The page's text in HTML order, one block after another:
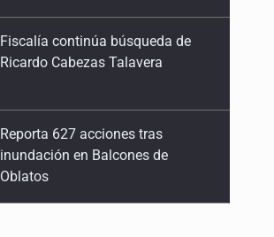
Fiscalía continúa búsqueda de
Ricardo Cabezas Talavera
Reporta 627 acciones tras
inundación en Balcones de
Oblatos